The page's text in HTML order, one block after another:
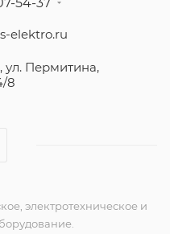
elektro.ru
ул. Пермитина,
8
электротехническое и